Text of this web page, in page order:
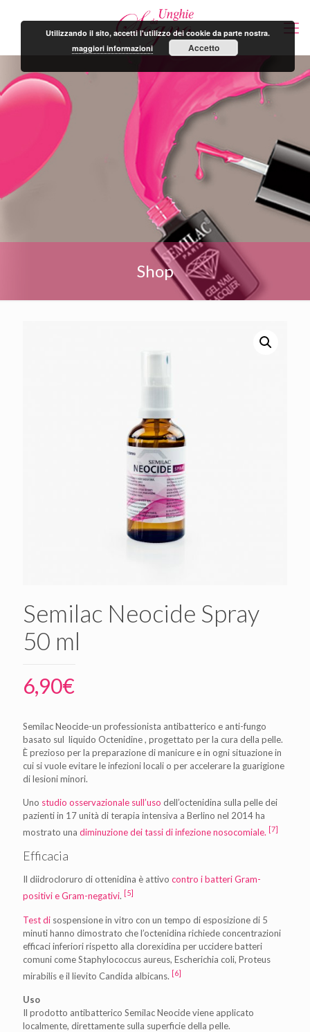
Shop
Semilac Neocide Spray
50 ml
6,90€
Semilac Neocide-un professionista antibatterico e anti-fungo
basato sul liquido Octenidine , progettato per la cura della pelle.
È prezioso per la preparazione di manicure e in ogni situazione in
cui si vuole evitare le infezioni locali o per accelerare la guarigione
di lesioni minori.
Uno studio osservazionale sull’uso dell’octenidina sulla pelle dei
pazienti in 17 unità di terapia intensiva a Berlino nel 2014 ha
mostrato una diminuzione dei tassi di infezione nosocomiale. [7]
Efficacia
Il diidrocloruro di ottenidina è attivo contro i batteri Gram-
positivie Gram-negativi. [5]
Test di sospensione in vitro con un tempo di esposizione di 5
minuti hanno dimostrato che l’octenidina richiede concentrazioni
efficaci inferiori rispetto alla clorexidina per uccidere batteri
comuni come Staphylococcus aureus, Escherichia coli, Proteus
mirabilis e il lievito Candida albicans. [6]
Uso
Il prodotto antibatterico Semilac Neocide viene applicato
localmente, direttamente sulla superficie della pelle.
Utilizzando il sito, accetti l'utilizzo dei cookie da parte nostra.
maggiori informazioni
Accetto